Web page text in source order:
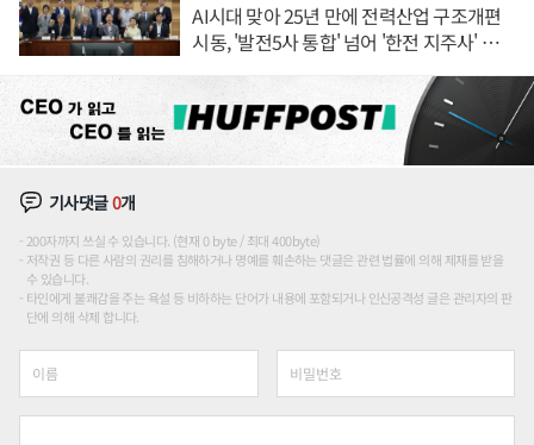
AI시대 맞아 25년 만에 전력산업 구조개편
시동, '발전5사 통합' 넘어 '한전 지주사' 재편
기사댓글0개
200자까지 쓰실 수 있습니다. (현재 0 byte / 최대 400byte)
저작권 등 다른 사람의 권리를 침해하거나 명예를 훼손하는 댓글은 관련 법률에 의해 제재를 받을
수 있습니다.
타인에게 불쾌감을 주는 욕설 등 비하하는 단어가 내용에 포함되거나 인신공격성 글은 관리자의 판
단에 의해 삭제 합니다.